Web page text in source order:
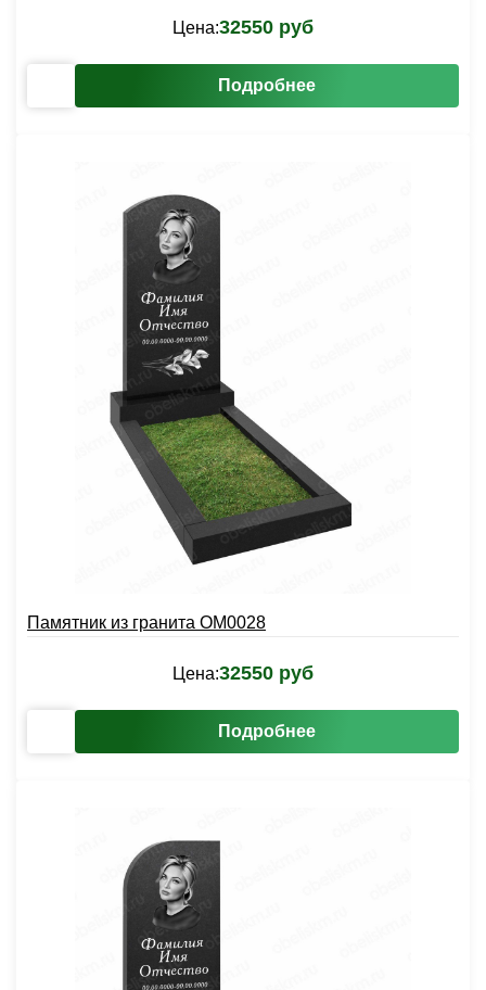
Цена:32550 руб
Подробнее
Памятник из гранита OM0028
Цена:32550 руб
Подробнее